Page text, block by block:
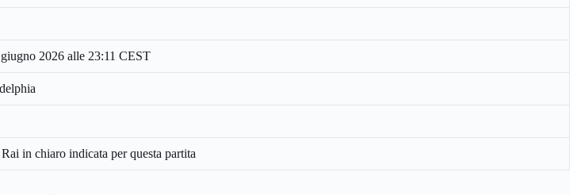
2026 alle 23:11 CEST
in chiaro indicata per questa partita